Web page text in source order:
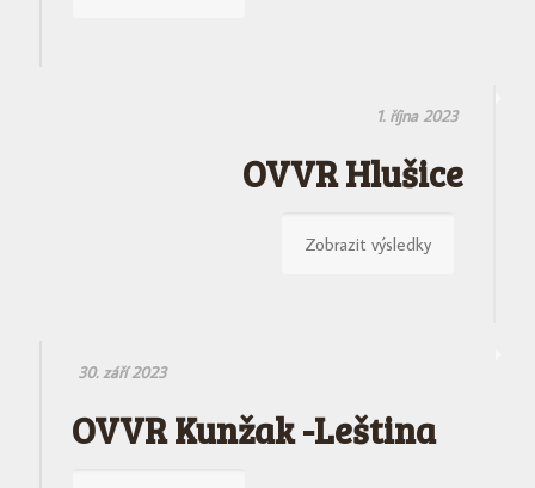
1. října 2023
OVVR Hlušice
Zobrazit výsledky
30. září 2023
OVVR Kunžak -Leština